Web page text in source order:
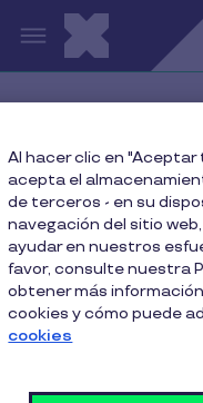
Pasar al contenido
3 formas en las que
equipo
3 formas
puedes
Al hacer clic en
acepta el
de terceros - en su
navegación del sitio
ayudar en nuestros
favor, consulte nuestra
obtener más
cookies y cómo puede
cookies